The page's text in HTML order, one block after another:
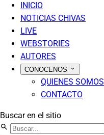
INICIO
NOTICIAS CHIVAS
LIVE
WEBSTORIES
AUTORES
CONOCENOS
QUIENES SOMOS
CONTACTO
Buscar en el sitio